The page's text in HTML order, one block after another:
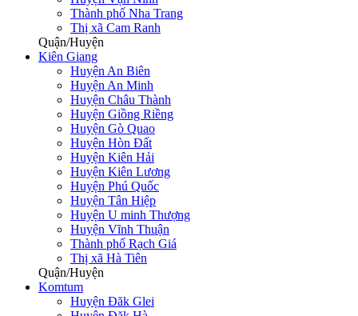
Thành phố Nha Trang
Thị xã Cam Ranh
Quận/Huyện
Kiên Giang
Huyện An Biên
Huyện An Minh
Huyện Châu Thành
Huyện Giồng Riềng
Huyện Gò Quao
Huyện Hòn Đất
Huyện Kiên Hải
Huyện Kiên Lương
Huyện Phú Quốc
Huyện Tân Hiệp
Huyện U minh Thượng
Huyện Vĩnh Thuận
Thành phố Rạch Giá
Thị xã Hà Tiên
Quận/Huyện
Komtum
Huyện Đăk Glei